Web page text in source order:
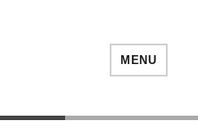
Blik Op Roeien
MENU